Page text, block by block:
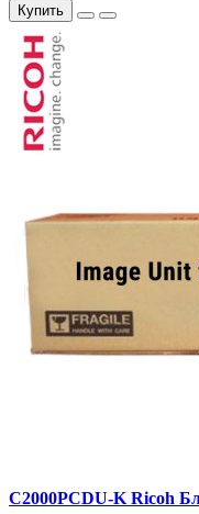
Купить
C2000PCDU-K Ricoh